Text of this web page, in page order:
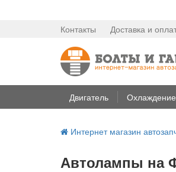
Контакты Доставка и
Двигатель Охлаждение
Интернет магазин
Автолампы на